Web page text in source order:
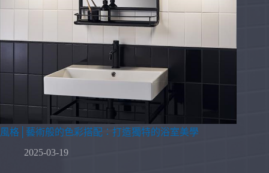
風格│藝術般的色彩搭配：打造獨特的浴室美學
2025-03-19